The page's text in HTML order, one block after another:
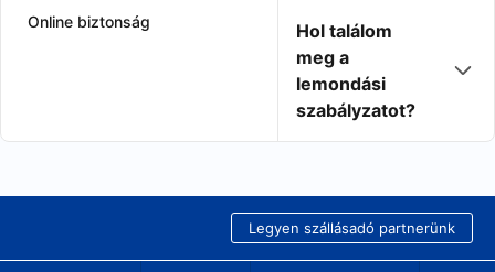
Online biztonság
Hol találom
meg a
lemondási
szabályzatot?
Legyen szállásadó partnerünk